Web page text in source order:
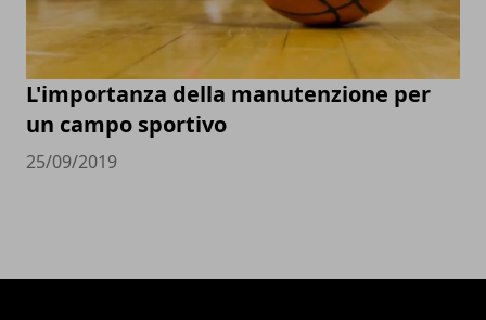
L'importanza della manutenzione per
un campo sportivo
25/09/2019